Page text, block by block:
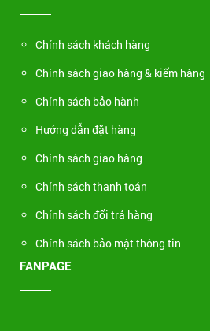
Chính sách khách hàng
Chính sách giao hàng & kiểm hàng
Chính sách bảo hành
Hướng dẫn đặt hàng
Chính sách giao hàng
Chính sách thanh toán
Chính sách đổi trả hàng
Chính sách bảo mật thông tin
FANPAGE